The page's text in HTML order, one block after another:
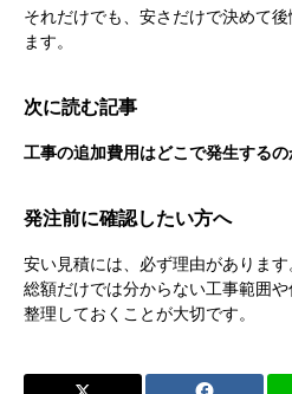
それだけでも、安さだけで決めて
ます。
次に読む記事
工事の追加費用はどこで発生するの
発注前に確認したい方へ
安い見積には、必ず理由があります
総額だけでは分からない工事範囲
整理しておくことが大切です。